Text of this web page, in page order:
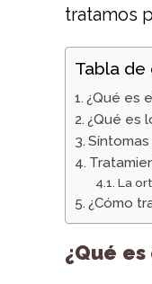
tratamos
Tabla de
¿Qué es
¿Qué es
La
¿Cómo
¿Qué